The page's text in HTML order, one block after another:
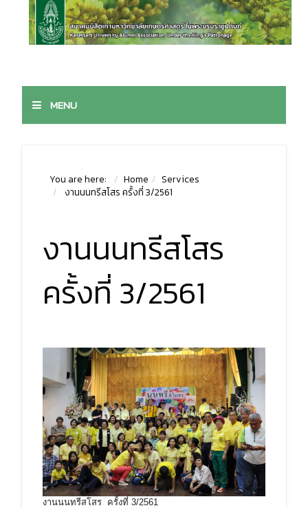
MENU
You are here: Home
Services
งานนนทรีสโสร ครั้งที่ 3/2561
งานนนทรีสโสร
ครั้งที่ 3/2561
งานนนทรีสโสร ครั้งที่ 3/2561